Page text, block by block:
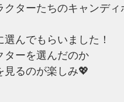
クターたちのキャンデ
んでもらいました！
ターを選んだのか
るのが楽しみ💖